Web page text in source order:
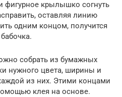
фигурное крылышко согнуть
оставляя линию
одним концом, получится
собрать из бумажных
нужного цвета, ширины и
из них. Этими концами
клея на основе.